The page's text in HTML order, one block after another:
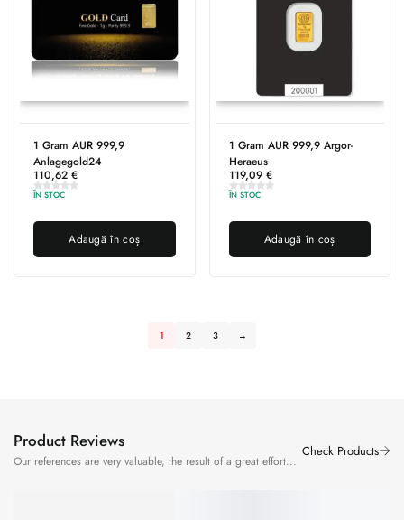
1 Gram AUR 999,9
Anlagegold24
110,62 €
ÎN STOC
Adaugă în coș
1 Gram AUR 999,9 Argor-
Heraeus
119,09 €
ÎN STOC
Adaugă în coș
1 2 3 →
Product Reviews
Our references are very valuable, the result of a great effort...